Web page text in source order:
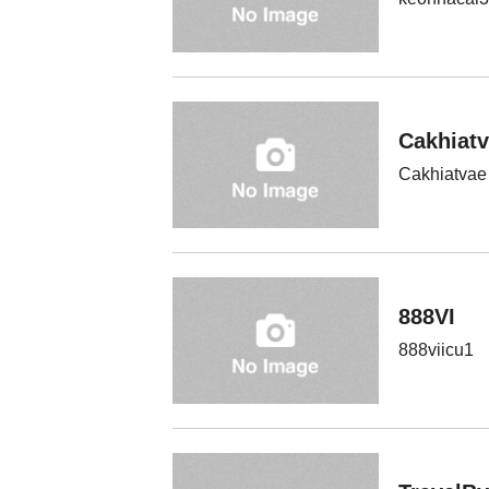
Cakhiatv
Cakhiatvae
888VI
888viicu1